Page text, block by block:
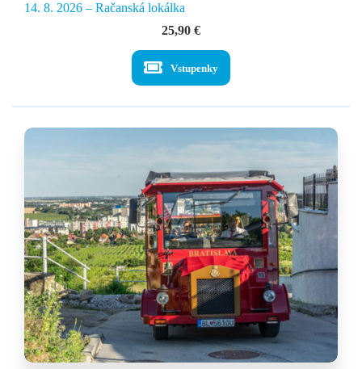
14. 8. 2026 – Račanská lokálka
25,90 €
Vstupenky